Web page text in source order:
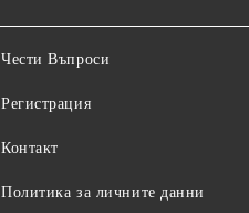
Чести Въпроси
Регистрация
Контакт
Политика за личните данни